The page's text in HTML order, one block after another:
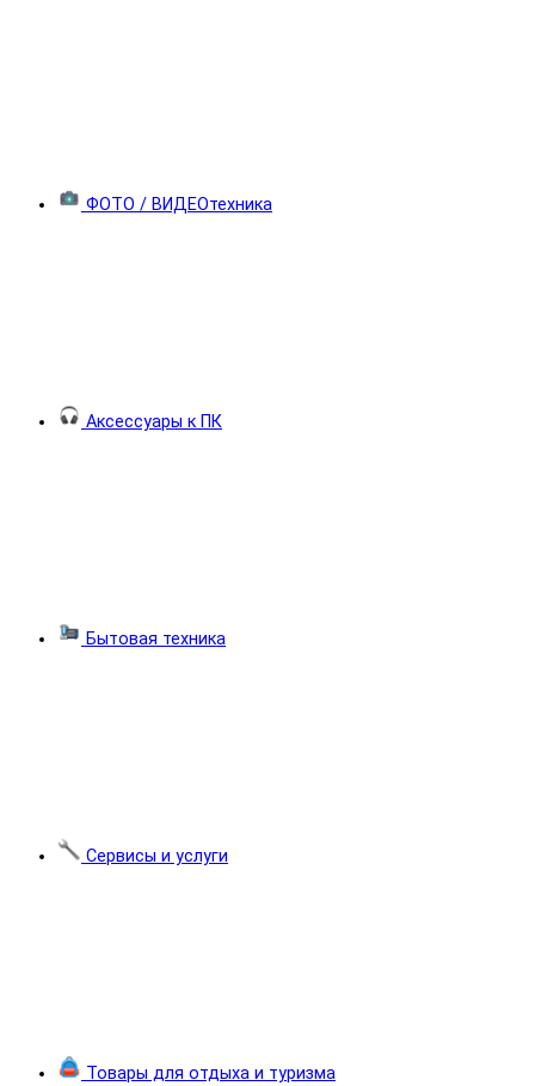
ФОТО / ВИДЕОтехника
Аксессуары к ПК
Бытовая техника
Сервисы и услуги
Товары для отдыха и туризма